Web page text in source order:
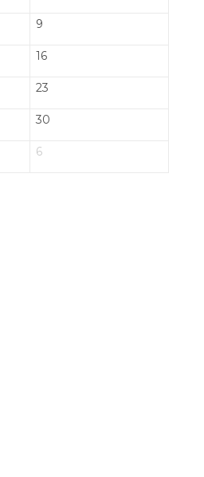
9
16
23
30
6